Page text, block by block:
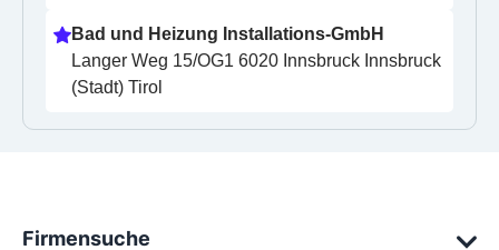
Bad und Heizung Installations-GmbH
Langer Weg 15/OG1 6020 Innsbruck Innsbruck
(Stadt) Tirol
Firmensuche